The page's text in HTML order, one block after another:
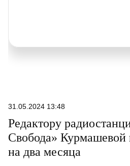
31.05.2024 13:48
Редактору
Свобода» Курмашевой
на два месяца